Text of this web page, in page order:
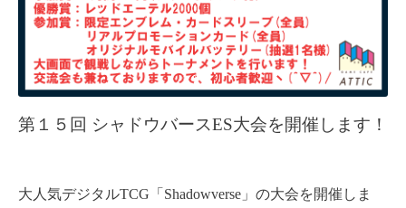
第１５回 シャドウバースES大会を開催します！
大人気デジタルTCG「Shadowverse」の大会を開催しま